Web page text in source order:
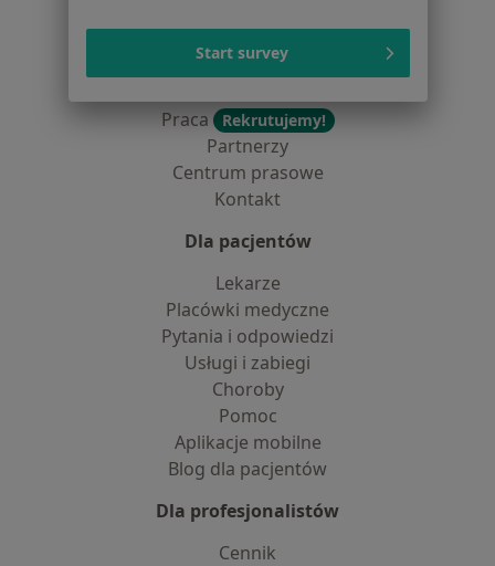
Dostępność
Praca
Rekrutujemy!
Partnerzy
Centrum prasowe
Kontakt
Dla pacjentów
Lekarze
Placówki medyczne
Pytania i odpowiedzi
Usługi i zabiegi
Choroby
Pomoc
Aplikacje mobilne
Blog dla pacjentów
Dla profesjonalistów
Cennik
Start survey